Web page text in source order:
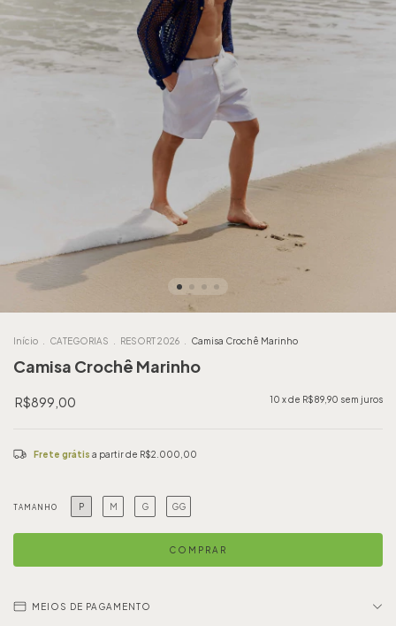
Início CATEGORIAS RESORT 2026 Camisa Crochê Marinho
Camisa Crochê Marinho
R$899,00 10 x de R$89,90 sem juros
Frete grátis a partir de R$2.000,00
TAMANHO P M G GG
MEIOS DE PAGAMENTO